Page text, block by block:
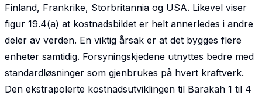
Finland, Frankrike, Storbritannia og USA. Likevel viser
figur 19.4(a) at kostnadsbildet er helt annerledes i andre
deler av verden. En viktig årsak er at det bygges flere
enheter samtidig. Forsyningskjedene utnyttes bedre med
standardløsninger som gjenbrukes på hvert kraftverk.
Den ekstrapolerte kostnadsutviklingen til Barakah 1 til 4